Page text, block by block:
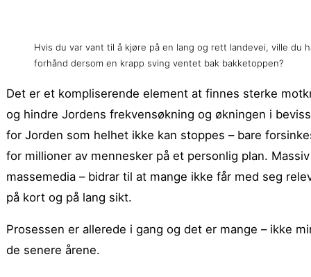
Hvis du var vant til å kjøre på en lang og rett landevei, ville du
forhånd dersom en krapp sving ventet bak bakketoppen?
Det er et kompliserende element at finnes sterke
og hindre Jordens frekvensøkning og økningen i
for Jorden som helhet ikke kan stoppes – bare
for millioner av mennesker på et personlig plan.
massemedia – bidrar til at mange ikke får med seg
på kort og på lang sikt.
Prosessen er allerede i gang og det er mange – ikke
de senere årene.